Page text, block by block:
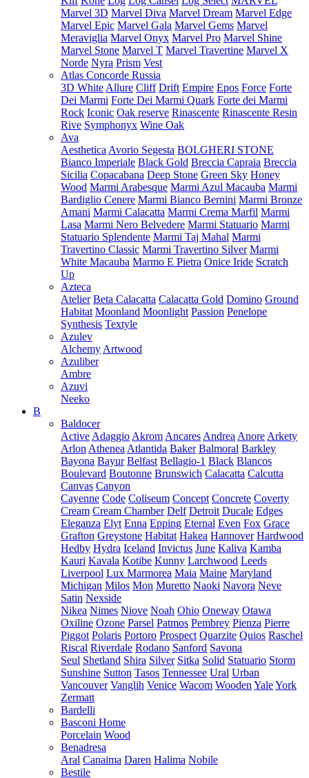
Marvel 3D Marvel Diva Marvel Dream Marvel Edge
Marvel Epic Marvel Gala Marvel Gems Marvel
Meraviglia Marvel Onyx Marvel Pro Marvel Shine
Marvel Stone Marvel T Marvel Travertine Marvel X
Norde Nyra Prism Vest
Atlas Concorde Russia
3D White Allure Cliff Drift Empire Epos Force Forte
Dei Marmi Forte Dei Marmi Quark Forte dei Marmi
Rock Iconic Oak reserve Rinascente Rinascente Resin
Rive Symphonyx Wine Oak
Ava
Aesthetica Avorio Segesta BOLGHERI STONE
Bianco Imperiale Black Gold Breccia Capraia Breccia
Sicilia Copacabana Deep Stone Green Sky Honey
Wood Marmi Arabesque Marmi Azul Macauba Marmi
Bardiglio Cenere Marmi Bianco Bernini Marmi Bronze
Amani Marmi Calacatta Marmi Crema Marfil Marmi
Lasa Marmi Nero Belvedere Marmi Statuario Marmi
Statuario Splendente Marmi Taj Mahal Marmi
Travertino Classic Marmi Travertino Silver Marmi
White Macauba Marmo E Pietra Onice Iride Scratch
Up
Azteca
Atelier Beta Calacatta Calacatta Gold Domino Ground
Habitat Moonland Moonlight Passion Penelope
Synthesis Textyle
Azulev
Alchemy Artwood
Azuliber
Ambre
Azuvi
Neeko
B
Baldocer
Active Adaggio Akrom Ancares Andrea Anore Arkety
Arlon Athenea Atlantida Baker Balmoral Barkley
Bayona Bayur Belfast Bellagio-1 Black Blancos
Boulevard Boutonne Brunswich Calacatta Calcutta
Canvas Canyon
Cayenne Code Coliseum Concept Concrete Coverty
Cream Cream Chamber Delf Detroit Ducale Edges
Eleganza Elyt Enna Epping Eternal Even Fox Grace
Grafton Greystone Habitat Hakea Hannover Hardwood
Hedby Hydra Iceland Invictus June Kaliva Kamba
Kauri Kavala Kotibe Kunny Larchwood Leeds
Liverpool Lux Marmorea Maia Maine Maryland
Michigan Milos Mon Muretto Naoki Navora Neve
Satin Nexside
Nikea Nimes Niove Noah Ohio Oneway Otawa
Oxiline Ozone Parsel Patmos Pembrey Pienza Pierre
Piggot Polaris Portoro Prospect Quarzite Quios Raschel
Riscal Riverdale Rodano Sanford Savona
Seul Shetland Shira Silver Sitka Solid Statuario Storm
Sunshine Sutton Tasos Tennessee Ural Urban
Vancouver Vanglih Venice Wacom Wooden YaleYork
Zermatt
Bardelli
Basconi Home
Porcelain Wood
Benadresa
Aral Canaima Daren Halima Nobile
Bestile